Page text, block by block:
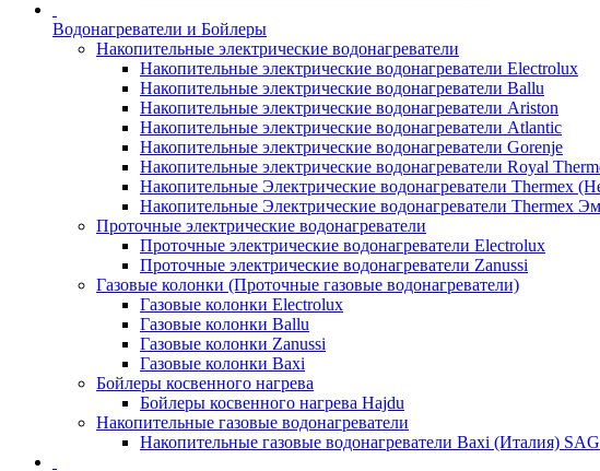
Водонагреватели и Бойлеры
Накопительные электрические водонагреватели
Накопительные электрические водонагреватели Electrolux
Накопительные электрические водонагреватели Ballu
Накопительные электрические водонагреватели Ariston
Накопительные электрические водонагреватели Atlantic
Накопительные электрические водонагреватели Gorenje
Накопительные электрические водонагреватели Royal
Накопительные Электрические водонагреватели Thermex
Накопительные Электрические водонагреватели Thermex
Проточные электрические водонагреватели
Проточные электрические водонагреватели Electrolux
Проточные электрические водонагреватели Zanussi
Газовые колонки (Проточные газовые водонагреватели)
Газовые колонки Electrolux
Газовые колонки Ballu
Газовые колонки Zanussi
Газовые колонки Baxi
Бойлеры косвенного нагрева
Бойлеры косвенного нагрева Hajdu
Накопительные газовые водонагреватели
Накопительные газовые водонагреватели Baxi (Италия) SAG